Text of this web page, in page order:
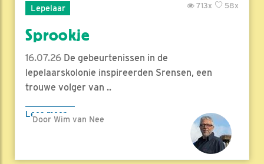
Lepelaar 58x
713x
Sprookje
16.07.26 De gebeurtenissen in de
lepelaarskolonie inspireerden Srensen, een
trouwe volger van ..
Lees meer
Door Wim van Nee